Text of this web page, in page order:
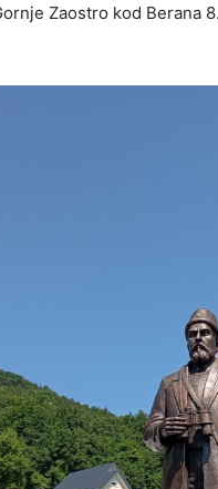
Zaostro kod Berana